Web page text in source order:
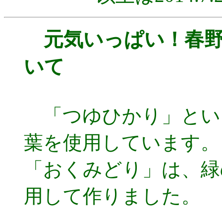
元気いっぱい！春
いて
「つゆひかり」と
葉を使用しています。
「おくみどり」は、
用して作りました。